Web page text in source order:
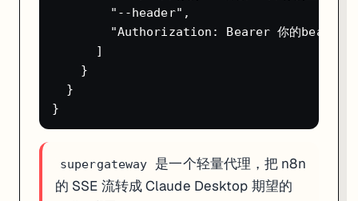
        "--header",
"Authorization: Bearer 你的bearer-
      ]
    }
  }
supergateway
是一个轻量代理，把 n8n
的 SSE 流转成 Claude Desktop 期望的